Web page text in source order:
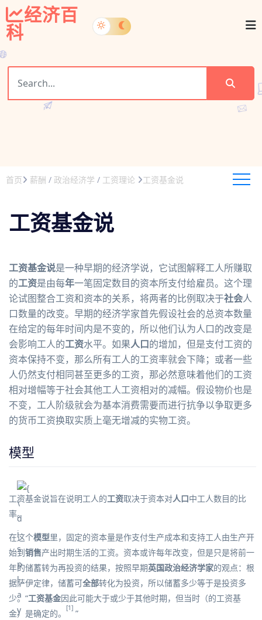
经济百
科
首页 薪酬 / 政治经济学 / 工资理论 工资基金说
工资基金说
工资基金说是一种早期的经济学说，它试图解释工人所赚取
的工资是由每年一笔固定数目的资本所支付给雇员。这个理
论试图整合工资和资本的关系，将两者的比例取决于社会人
口数量的改变。早期的经济学家首先假设社会的总资本数量
在给定的每年时间内是不变的，所以他们认为人口的改变是
会影响工人的工资水平。如果人口的增加，但是支付工资的
资本保持不变，那么所有工人的工资率就会下降；或者一些
人仍然支付相同甚至更多的工资，那必然意味着他们的工资
相对增幅等于社会其他工人工资相对的减幅。假设物价也是
不变，工人阶级就会为基本消费需要而进行抗争以争取更多
的货币工资换取实质上毫无增减的实物工资。
模型
工资基金说旨在说明工人的工资取决于资本对人口中工人数目的比
率。
在这个模型里，固定的资本量是作支付生产成本和支持工人由生产开
始到销售产出时期生活的工资。资本或许每年改变，但是只是将前一
年的储蓄转为再投资的结果，按照早期英国政治经济学家的观点：根
据萨伊定律，储蓄可全部转化为投资，所以储蓄多少等于是投资多
少。“工资基金因此可能大于或少于其他时期，但当时（的工资基
金）是确定的。
[1] ”